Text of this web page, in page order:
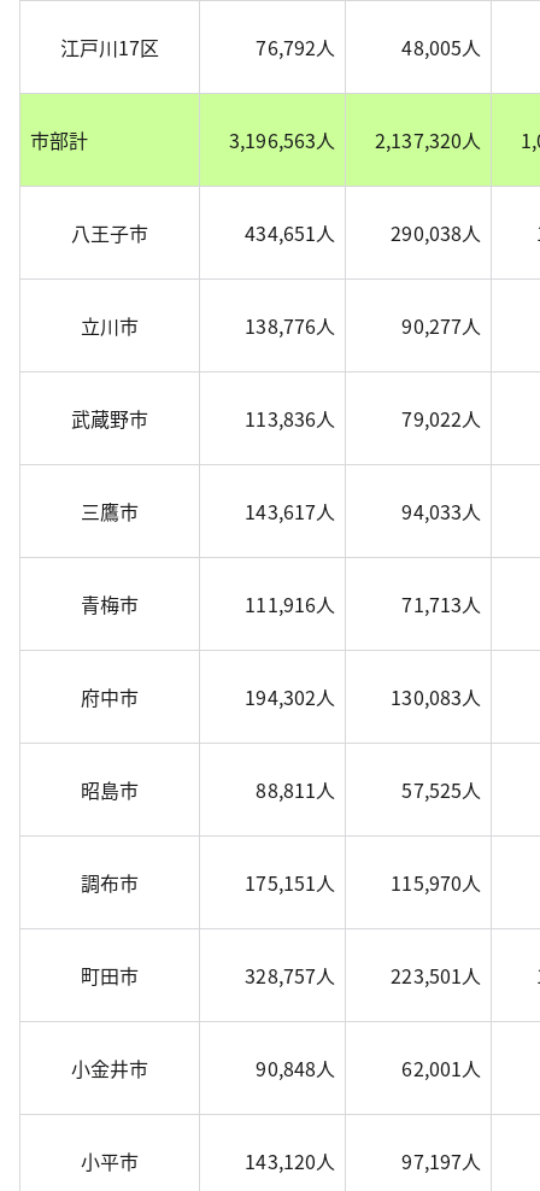
江戸川17区 76,792人 48,005人
市部計 3,196,563人 2,137,320人
八王子市 434,651人 290,038人
立川市 138,776人 90,277人
武蔵野市 113,836人 79,022人
三鷹市 143,617人 94,033人
青梅市 111,916人 71,713人
府中市 194,302人 130,083人
昭島市 88,811人 57,525人
調布市 175,151人 115,970人
町田市 328,757人 223,501人
小金井市 90,848人 62,001人
小平市 143,120人 97,197人